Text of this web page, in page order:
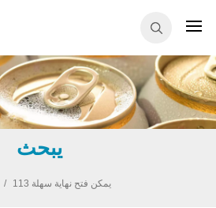
يبحث
/ 113 يمكن فتح نهاية سهلة